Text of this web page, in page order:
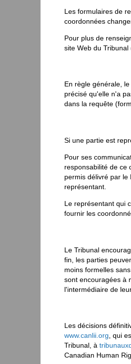
Les formulaires de
coordonnées
Pour plus de
site Web du Tribunal
En règle générale,
précisé qu'elle n'a
dans la requête
Si une partie est
Pour ses
responsabilité de ce
permis délivré par
représentant.
Le représentant qui
fournir les
Le Tribunal
fin, les parties
moins formelles
sont encouragées à
l'intermédiaire de
Les décisions
www.canlii.org , qui
Tribunal, à
Canadian Human